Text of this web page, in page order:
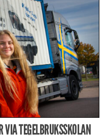
VIA TEGELBRUKSSKOLAN